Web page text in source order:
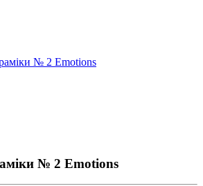
№ 2 Emotions
№ 2 Emotions